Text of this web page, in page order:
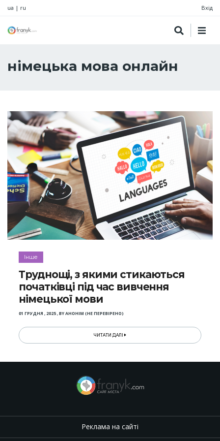
ua | ru Вхід
німецька мова онлайн
Інше
Труднощі, з якими стикаються
початківці під час вивчення
німецької мови
01 ГРУДНЯ , 2025,BYАНОНІМ (НЕ ПЕРЕВІРЕНО)
ЧИТАТИ ДАЛІ
Реклама на сайті